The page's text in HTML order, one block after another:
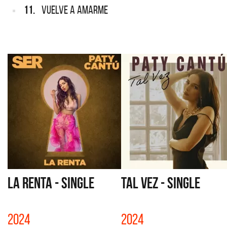
11. VUELVE A AMARME
LA RENTA - SINGLE
2024
TAL VEZ - SINGLE
2024